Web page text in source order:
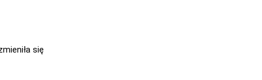
się